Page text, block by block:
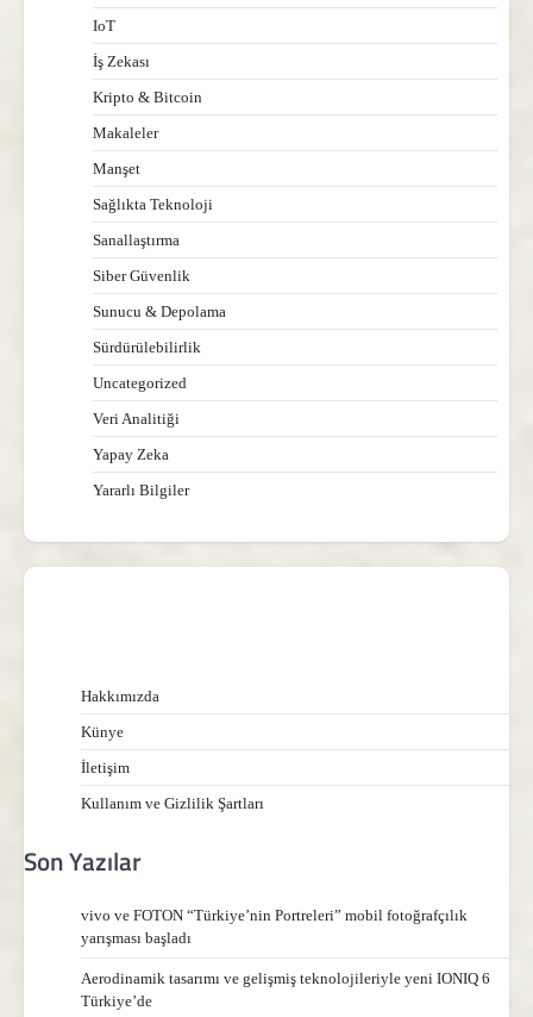
IoT
İş Zekası
Kripto & Bitcoin
Makaleler
Manşet
Sağlıkta Teknoloji
Sanallaştırma
Siber Güvenlik
Sunucu & Depolama
Sürdürülebilirlik
Uncategorized
Veri Analitiği
Yapay Zeka
Yararlı Bilgiler
Hakkımızda
Künye
İletişim
Kullanım ve Gizlilik Şartları
Son Yazılar
vivo ve FOTON “Türkiye’nin Portreleri” mobil fotoğrafçılık
yarışması başladı
Aerodinamik tasarımı ve gelişmiş teknolojileriyle yeni IONIQ 6
Türkiye’de